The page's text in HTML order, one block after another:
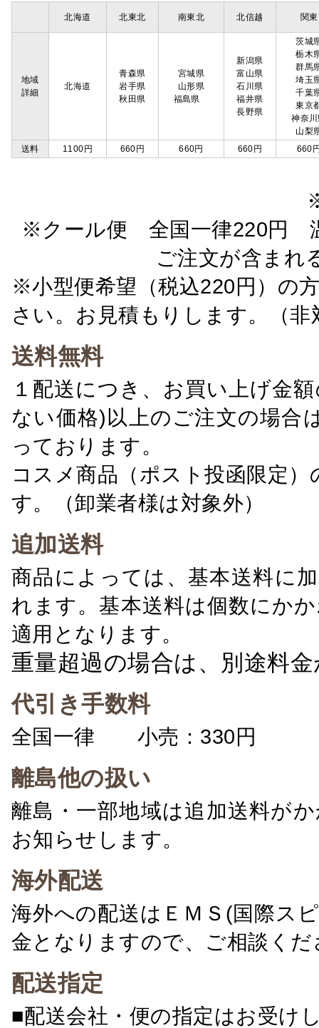
北海道 北東北 南東北 北信越 関東
地域
詳細
北海道
青森県
岩手県
秋田県
宮城県
山形県
福島県
新潟県
富山県
石川県
福井県
長野県
茨城
栃木
群馬
埼玉
千葉
東京
神奈
山梨
送料
1100円 660円 660円 660円 660
※クール便 全国一律220円
ご注文が含ま
※小型便希望（税込220円）の
さい。お見積もりします。（非
送料無料
１配送につき、お買い上げ金
ない価格)以上のご注文の場合
っております。
コスメ商品（ポスト投函限定
す。（卸業者様は対象外）
追加送料
商品によっては、基本送料に
れます。基本送料は個数にか
適用となります。
重量超過の場合は、別途料
代引き手数料
全国一律 小売：330円 卸
離島他の扱い
離島・一部地域は追加送料が
お知らせします。
海外配送
海外への配送はＥＭＳ(国際ス
金となりますので、ご相談くだ
配送指定
■配送会社・便の指定はお受け